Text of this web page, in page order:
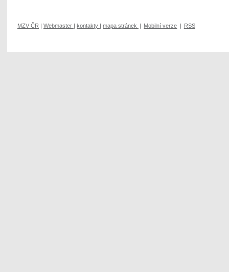
MZV ČR | Webmaster | kontakty | mapa stránek | Mobilní verze | RSS